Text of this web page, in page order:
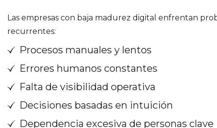
Las empresas con baja madurez digital enfrentan
recurrentes:
Procesos manuales y lentos
Errores humanos constantes
Falta de visibilidad operativa
Decisiones basadas en intuición
Dependencia excesiva de personas clave